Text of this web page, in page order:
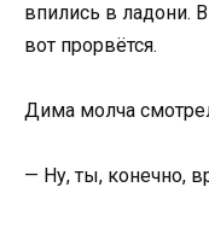
впились в ладони.
вот прорвётся.
Дима молча
— Ну, ты, конечно,